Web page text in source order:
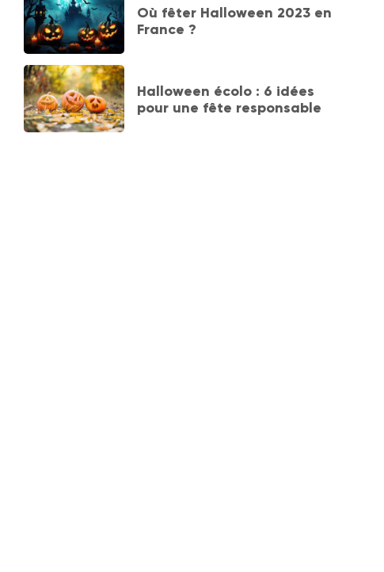
Où fêter Halloween 2023 en
France ?
Halloween écolo : 6 idées
pour une fête responsable